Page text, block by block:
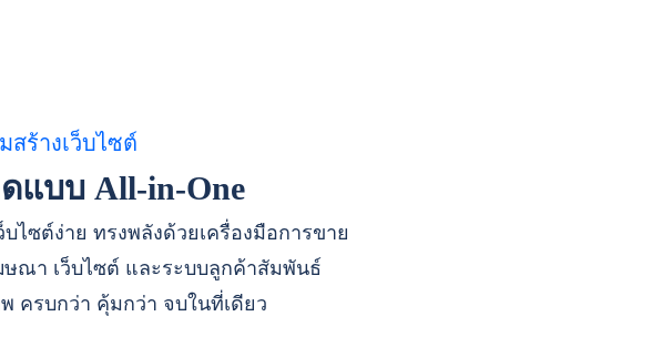
สร้างเว็บไซต์
แบบ All-in-One
ไซต์ง่าย ทรงพลังด้วยเครื่องมือการขาย
ณา เว็บไซต์ และระบบลูกค้าสัมพันธ์
ครบกว่า คุ้มกว่า จบในที่เดียว